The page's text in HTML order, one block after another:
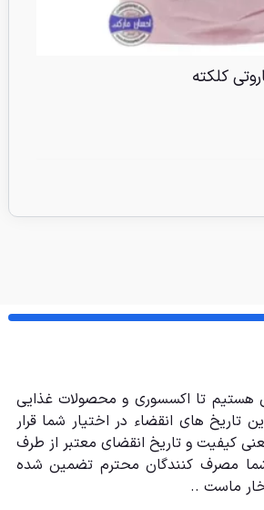
کلکته
هستیم تا اکسسوری و محصولات غذایی
تاریخ های انقضاء در اختیار شما قرار
کیفیت و تاریخ انقضای معتبر از طرف
مصرف کنندگان محترم تضمین شده
ماست ..